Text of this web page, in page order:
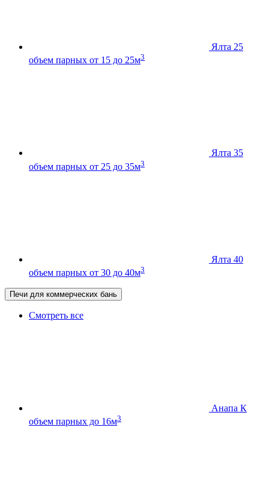
Ялта 25
объем парных от 15 до 25м3
Ялта 35
объем парных от 25 до 35м3
Ялта 40
объем парных от 30 до 40м3
Печи для коммерческих бань
Смотреть все
Анапа К
объем парных до 16м3